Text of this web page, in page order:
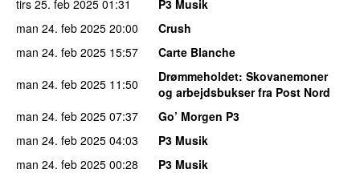
tirs 25. feb 2025 01:31
P3 Musik
man 24. feb 2025 20:00
Crush
man 24. feb 2025 15:57
Carte Blanche
man 24. feb 2025 11:50 Drømmeholdet: Skovanemoner
og arbejdsbukser fra Post Nord
man 24. feb 2025 07:37
Go’ Morgen P3
man 24. feb 2025 04:03
P3 Musik
man 24. feb 2025 00:28
P3 Musik